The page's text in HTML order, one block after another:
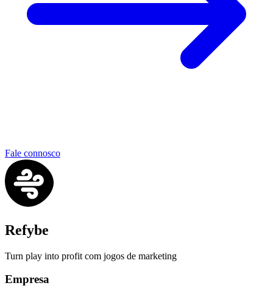
Fale connosco
Refybe
Turn play into profit com jogos de marketing
Empresa